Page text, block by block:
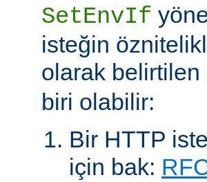
SetEnvIf
isteğin
olarak belirtilen
biri olabilir:
Bir HTTP
için bak: